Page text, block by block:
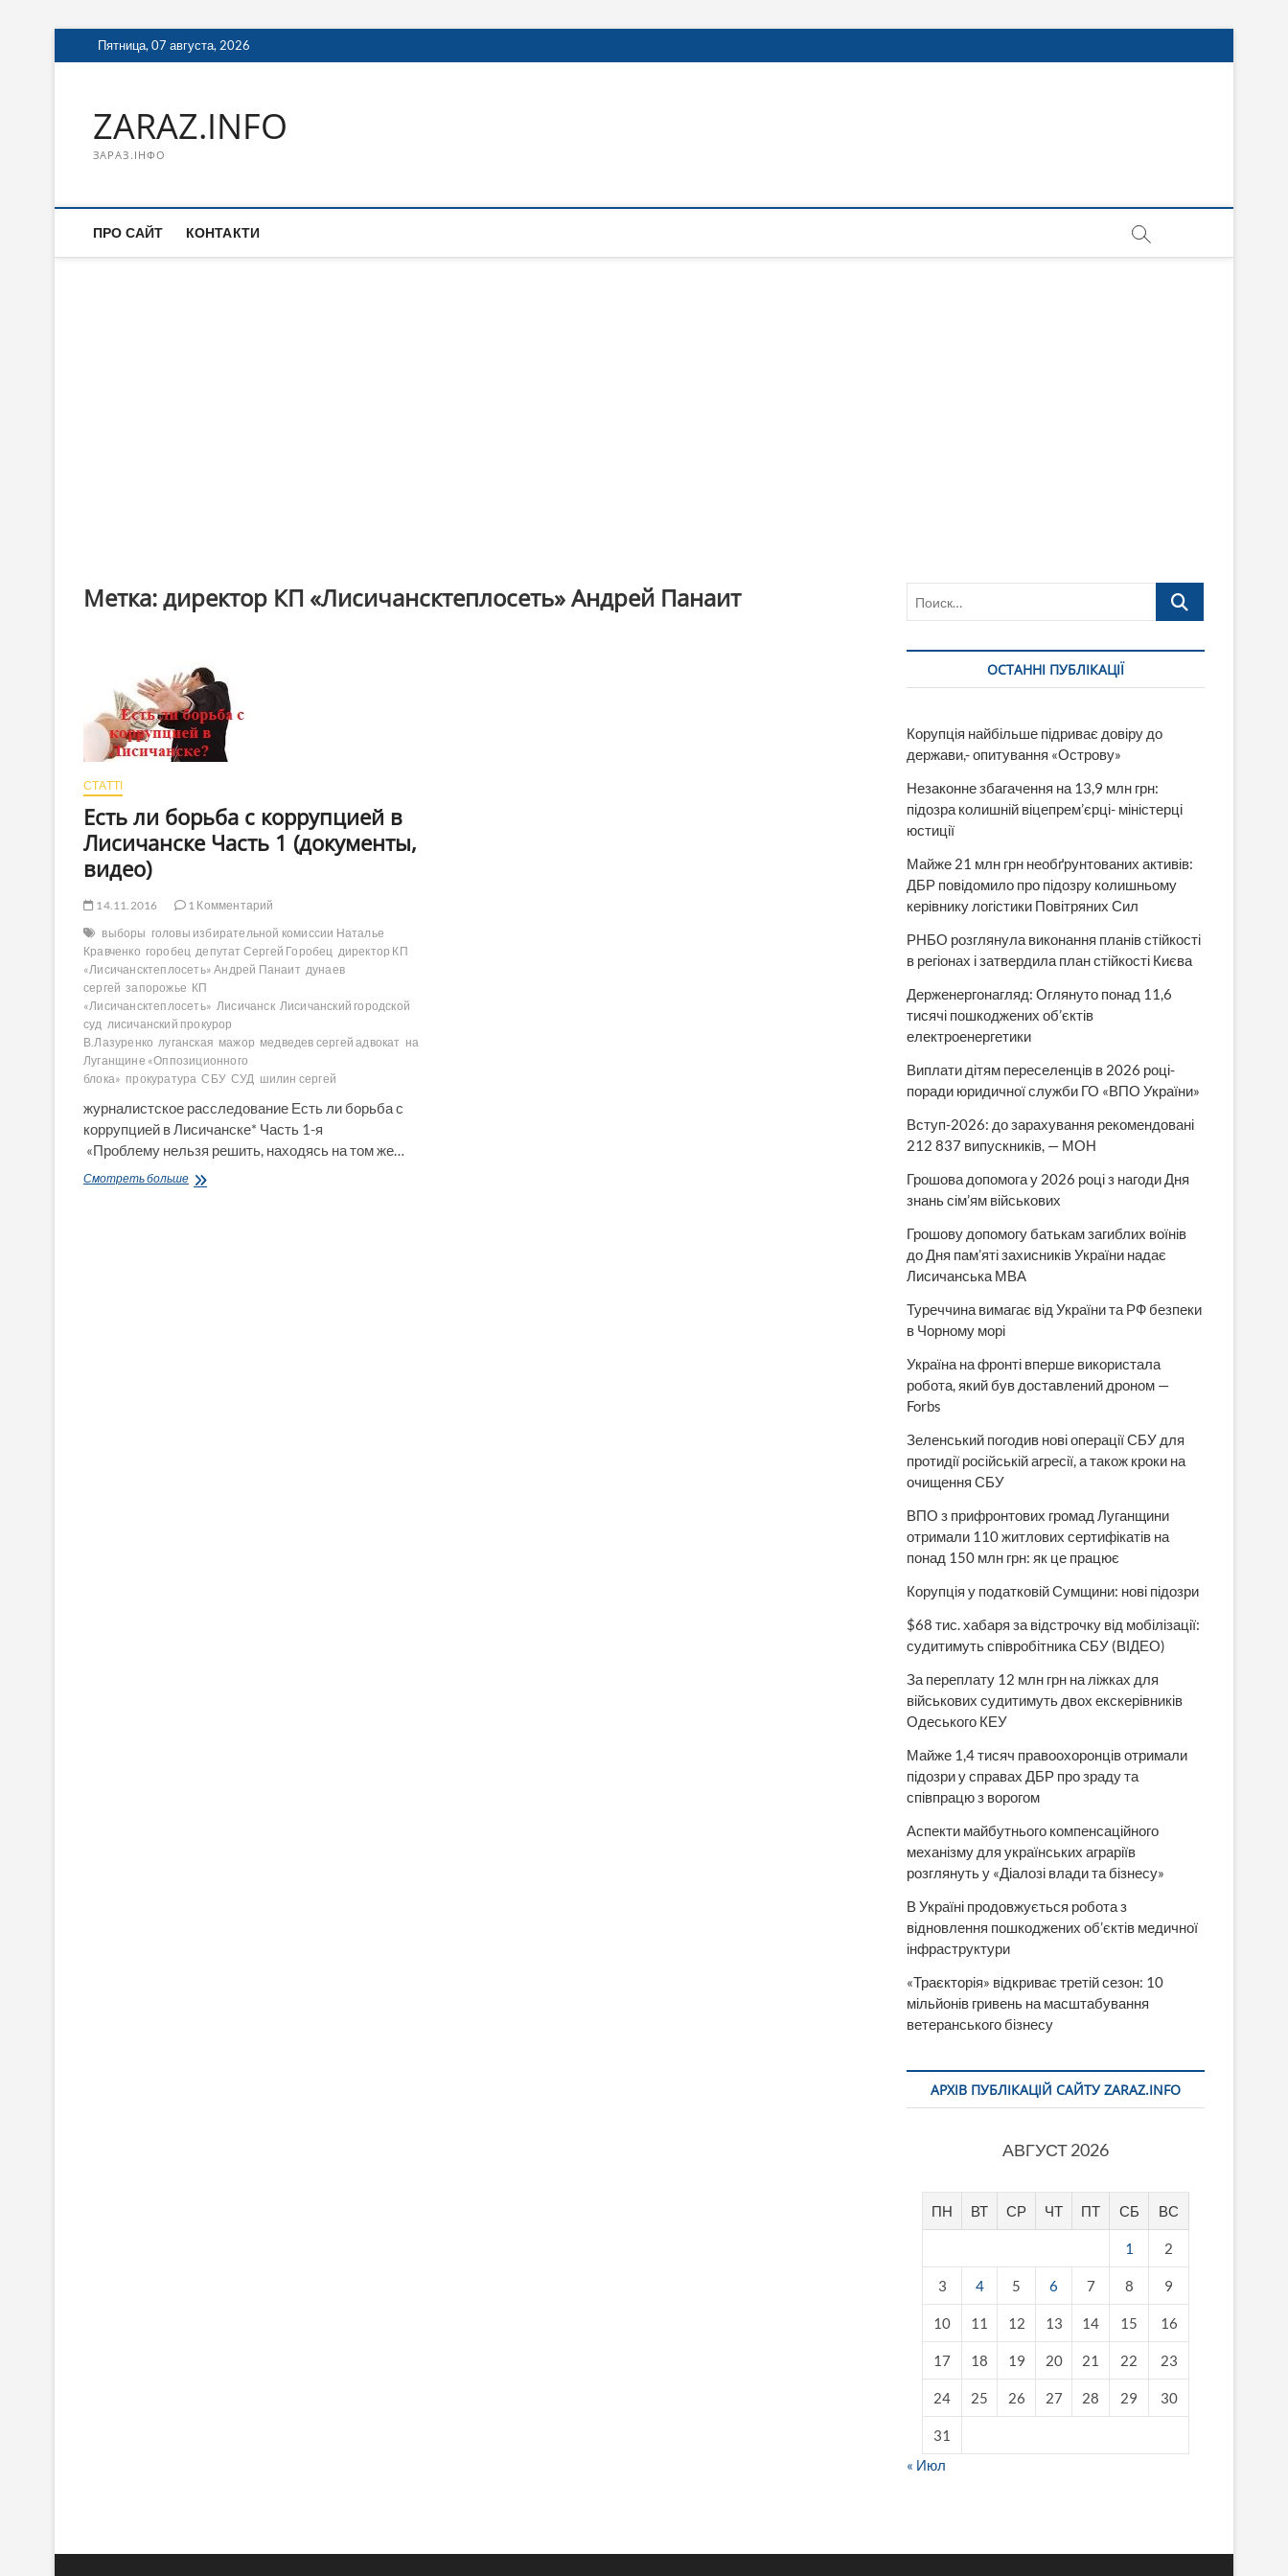
Перейти
к
Пятница, 07 августа, 2026
ZARAZ.INFO
ЗАРАЗ.ІНФО
ПРО САЙТ КОНТАКТИ
Метка:директор КП «Лисичансктеплосеть» Андрей Панаит
СТАТТІ
Есть ли борьба с коррупцией в
Лисичанске Часть 1 (документы,
видео)
14.11.2016
1 Комментарий
выборы головы избирательной комиссии Наталье
Кравченко горобец депутат Сергей Горобец директор КП
«Лисичансктеплосеть» Андрей Панаит дунаев
сергей запорожье КП
«Лисичансктеплосеть» Лисичанск Лисичанский городской
суд лисичанский прокурор
В.Лазуренко луганская мажор медведев сергей адвокат на
Луганщине «Оппозиционного
блока» прокуратура СБУ СУД шилин сергей
журналистское расследование Есть ли борьба с
коррупцией в Лисичанске* Часть 1-я
«Проблему нельзя решить, находясь на том же…
Смотреть большеЕсть
Поиск…
ОСТАННІ ПУБЛІКАЦІЇ
Корупція найбільше підриває довіру до
держави,- опитування «Острову»
Незаконне збагачення на 13,9 млн грн:
підозра колишній віцепрем’єрці- міністерці
юстиції
Майже 21 млн грн необґрунтованих активів:
ДБР повідомило про підозру колишньому
керівнику логістики Повітряних Сил
РНБО розглянула виконання планів стійкості
в регіонах і затвердила план стійкості Києва
Держенергонагляд: Оглянуто понад 11,6
тисячі пошкоджених об’єктів
електроенергетики
Виплати дітям переселенців в 2026 році-
поради юридичної служби ГО «ВПО України»
Вступ-2026: до зарахування рекомендовані
212 837 випускників, — МОН
Грошова допомога у 2026 році з нагоди Дня
знань сім’ям військових
Грошову допомогу батькам загиблих воїнів
до Дня пам’яті захисників України надає
Лисичанська МВА
Туреччина вимагає від України та РФ безпеки
в Чорному морі
Україна на фронті вперше використала
робота, який був доставлений дроном —
Forbs
Зеленський погодив нові операції СБУ для
протидії російській агресії, а також кроки на
очищення СБУ
ВПО з прифронтових громад Луганщини
отримали 110 житлових сертифікатів на
понад 150 млн грн: як це працює
Корупція у податковій Сумщини: нові підозри
$68 тис. хабаря за відстрочку від мобілізації:
судитимуть співробітника СБУ (ВІДЕО)
За переплату 12 млн грн на ліжках для
військових судитимуть двох екскерівників
Одеського КЕУ
Майже 1,4 тисяч правоохоронців отримали
підозри у справах ДБР про зраду та
співпрацю з ворогом
Аспекти майбутнього компенсаційного
механізму для українських аграріїв
розглянуть у «Діалозі влади та бізнесу»
В Україні продовжується робота з
відновлення пошкоджених об’єктів медичної
інфраструктури
«Траєкторія» відкриває третій сезон: 10
мільйонів гривень на масштабування
ветеранського бізнесу
АРХІВ ПУБЛІКАЦІЙ САЙТУ ZARAZ.INFO
АВГУСТ 2026
ПН ВТ СР ЧТ ПТ СБ ВС
1 2
3 4 5 6 7 8 9
10 11 12 13 14 15 16
17 18 19 20 21 22 23
24 25 26 27 28 29 30
31
« Июл